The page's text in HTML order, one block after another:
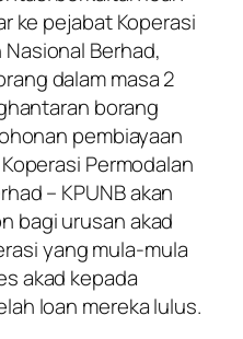
ke pejabatKoperasi
Berhad,
dalam masa 2
borang
pembiayaan
Koperasi Permodalan
– KPUNBakan
bagi urusan akad
yang mula-mula
akad kepada
loan mereka lulus.